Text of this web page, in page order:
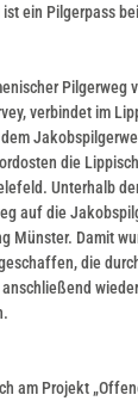
ein Pilgerpass
Pilgerweg
verbindet im
die
Unterhalb
auf die
Münster. Damit
die
am Projekt